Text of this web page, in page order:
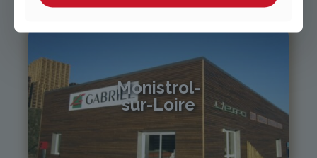
Monistrol-
sur-Loire
monistrol@gabriel-sa.fr